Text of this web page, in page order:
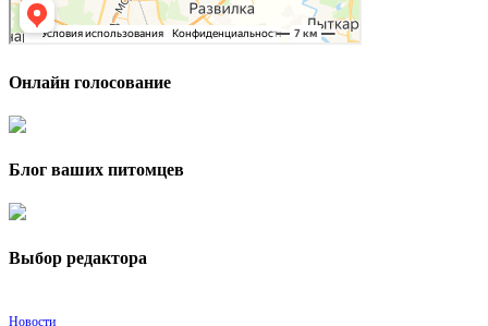
Онлайн голосование
Блог ваших питомцев
Выбор редактора
Новости